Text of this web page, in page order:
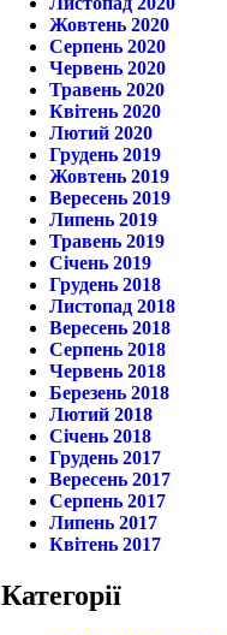
Жовтень 2020
Серпень 2020
Червень 2020
Травень 2020
Квітень 2020
Лютий 2020
Грудень 2019
Жовтень 2019
Вересень 2019
Липень 2019
Травень 2019
Січень 2019
Грудень 2018
Листопад 2018
Вересень 2018
Серпень 2018
Червень 2018
Березень 2018
Лютий 2018
Січень 2018
Грудень 2017
Вересень 2017
Серпень 2017
Липень 2017
Квітень 2017
Категорії